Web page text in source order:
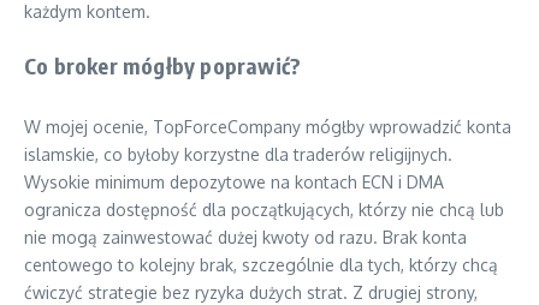
każdym kontem.
Co broker mógłby poprawić?
W mojej ocenie, TopForceCompany mógłby wprowadzić konta
islamskie, co byłoby korzystne dla traderów religijnych.
Wysokie minimum depozytowe na kontach ECN i DMA
ogranicza dostępność dla początkujących, którzy nie chcą lub
nie mogą zainwestować dużej kwoty od razu. Brak konta
centowego to kolejny brak, szczególnie dla tych, którzy chcą
ćwiczyć strategie bez ryzyka dużych strat. Z drugiej strony,